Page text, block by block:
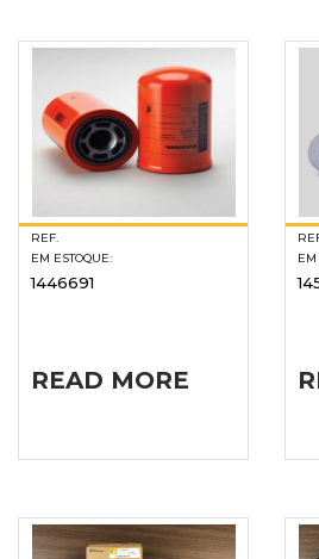
REF.
EM ESTOQUE:
1446691
READ MORE
EM